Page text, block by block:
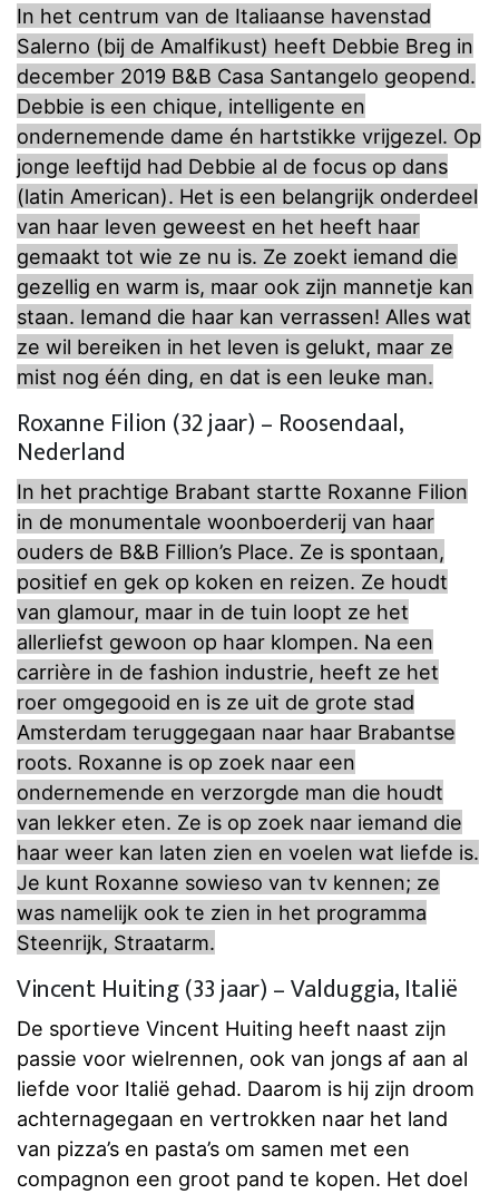
In het centrum van de Italiaanse havenstad
Salerno (bij de Amalfikust) heeft Debbie Breg in
december 2019 B&B Casa Santangelo geopend.
Debbie is een chique, intelligente en
ondernemende dame én hartstikke vrijgezel. Op
jonge leeftijd had Debbie al de focus op dans
(latin American). Het is een belangrijk onderdeel
van haar leven geweest en het heeft haar
gemaakt tot wie ze nu is. Ze zoekt iemand die
gezellig en warm is, maar ook zijn mannetje kan
staan. Iemand die haar kan verrassen! Alles wat
ze wil bereiken in het leven is gelukt, maar ze
mist nog één ding, en dat is een leuke man.
Roxanne Filion (32 jaar) – Roosendaal,
Nederland
In het prachtige Brabant startte Roxanne Filion
in de monumentale woonboerderij van haar
ouders de B&B Fillion’s Place. Ze is spontaan,
positief en gek op koken en reizen. Ze houdt
van glamour, maar in de tuin loopt ze het
allerliefst gewoon op haar klompen. Na een
carrière in de fashion industrie, heeft ze het
roer omgegooid en is ze uit de grote stad
Amsterdam teruggegaan naar haar Brabantse
roots. Roxanne is op zoek naar een
ondernemende en verzorgde man die houdt
van lekker eten. Ze is op zoek naar iemand die
haar weer kan laten zien en voelen wat liefde is.
Je kunt Roxanne sowieso van tv kennen; ze
was namelijk ook te zien in het programma
Steenrijk, Straatarm.
Vincent Huiting (33 jaar) – Valduggia, Italië
De sportieve Vincent Huiting heeft naast zijn
passie voor wielrennen, ook van jongs af aan al
liefde voor Italië gehad. Daarom is hij zijn droom
achternagegaan en vertrokken naar het land
van pizza’s en pasta’s om samen met een
compagnon een groot pand te kopen. Het doel